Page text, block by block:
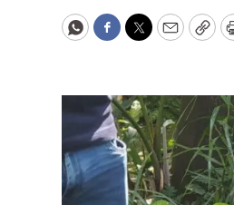
WhatsApp
Facebook
Twitter
Email